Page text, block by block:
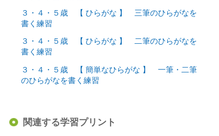
３・４・５歳 【 ひらがな 】 三筆のひらがなを
書く練習
３・４・５歳 【 ひらがな 】 二筆のひらがなを
書く練習
３・４・５歳 【 簡単なひらがな 】 一筆・二筆
のひらがなを書く練習
関連する学習プリント